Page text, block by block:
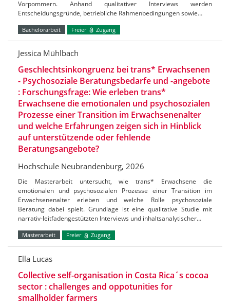
Vorpommern. Anhand qualitativer Interviews werden
Entscheidungsgründe, betriebliche Rahmenbedingungen sowie…
Bachelorarbeit Freier Zugang
Jessica Mühlbach
Geschlechtsinkongruenz bei trans* Erwachsenen
- Psychosoziale Beratungsbedarfe und -angebote
: Forschungsfrage: Wie erleben trans*
Erwachsene die emotionalen und psychosozialen
Prozesse einer Transition im Erwachsenenalter
und welche Erfahrungen zeigen sich in Hinblick
auf unterstützende oder fehlende
Beratungsangebote?
Hochschule Neubrandenburg, 2026
Die Masterarbeit untersucht, wie trans* Erwachsene die
emotionalen und psychosozialen Prozesse einer Transition im
Erwachsenenalter erleben und welche Rolle psychosoziale
Beratung dabei spielt. Grundlage ist eine qualitative Studie mit
narrativ-leitfadengestützten Interviews und inhaltsanalytischer…
Masterarbeit Freier Zugang
Ella Lucas
Collective self-organisation in Costa Rica´s cocoa
sector : challenges and oppotunities for
smallholder farmers